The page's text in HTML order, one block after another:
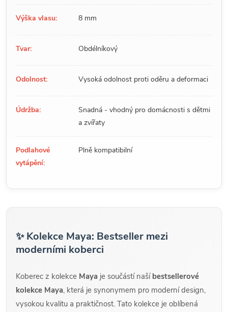
Výška vlasu: 8 mm
Tvar: Obdélníkový
Odolnost: Vysoká odolnost proti oděru a deformaci
Údržba:
Snadná - vhodný pro domácnosti s dětmi
a zvířaty
Podlahové
vytápění:
Plně kompatibilní
✨ Kolekce Maya: Bestseller mezi
moderními koberci
Koberec z kolekce Maya je součástí naší bestsellerové
kolekce Maya, která je synonymem pro moderní design,
vysokou kvalitu a praktičnost. Tato kolekce je oblíbená